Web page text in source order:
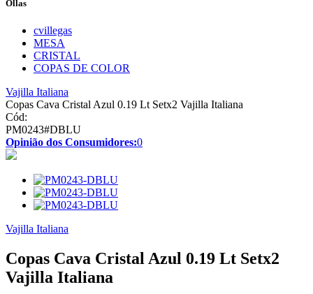
Ollas
cvillegas
MESA
CRISTAL
COPAS DE COLOR
Vajilla Italiana
Copas Cava Cristal Azul 0.19 Lt Setx2 Vajilla Italiana
Cód:
PM0243#DBLU
Opinião dos Consumidores:0
Vajilla Italiana
Copas Cava Cristal Azul 0.19 Lt Setx2
Vajilla Italiana